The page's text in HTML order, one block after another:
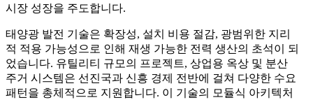
시장 성장을 주도합니다.
태양광 발전 기술은 확장성, 설치 비용 절감, 광범위한 지리
적 적용 가능성으로 인해 재생 가능한 전력 생산의 초석이 되
었습니다. 유틸리티 규모의 프로젝트, 상업용 옥상 및 분산
주거 시스템은 선진국과 신흥 경제 전반에 걸쳐 다양한 수요
패턴을 총체적으로 지원합니다. 이 기술의 모듈식 아키텍처